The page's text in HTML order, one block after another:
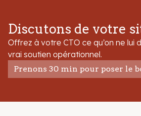
Discutons de votre
Offrez à votre CTO ce qu’on ne lui
vrai soutien opérationnel.
Prenons 30 min pour poser le